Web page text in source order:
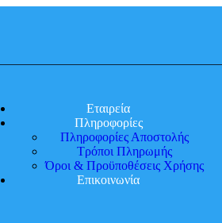
Εταιρεία
Πληροφορίες
Πληροφορίες Αποστολής
Τρόποι Πληρωμής
Όροι & Προϋποθέσεις Χρήσης
Επικοινωνία